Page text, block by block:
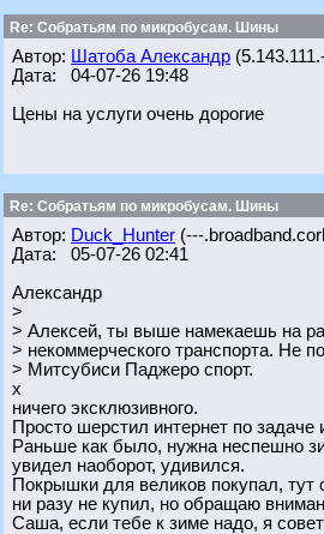
Re: Собратьям по микробусам. Шины
Автор: Шатоба Александр
Дата: 04-07-26 19:48
Цены на услуги очень дорогие
Re: Собратьям по микробусам. Шины
Автор: Duck_Hunter (---
Дата: 05-07-26 02:41
Александр
>
> Алексей, ты выше намекаешь на
> некоммерческого транспорта. Не
> Митсубиси Паджеро спорт.
х
ничего эксклюзивного.
Просто шерстил интернет по задаче
Раньше как было, нужна неспешно
увидел наоборот, удивился.
Покрышки для великов покупал,
ни разу не купил, но обращаю
Саша, если тебе к зиме надо, я